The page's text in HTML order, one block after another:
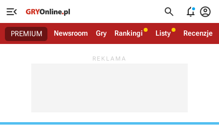
   
PREMIUM Newsroom Gry Rankingi Listy Recenzje